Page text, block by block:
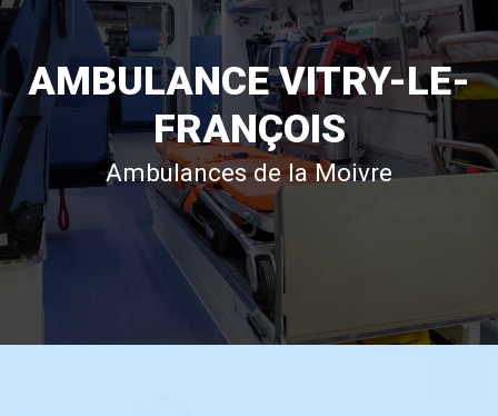
AMBULANCE VITRY-LE-
FRANÇOIS
Ambulances de la Moivre